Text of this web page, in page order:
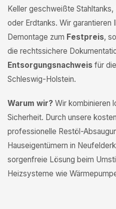
Keller geschweißte
oder Erdtanks. Wir garantieren
Demontage zum Festpreis,
die rechtssichere
Entsorgungsnachweis für
Schleswig-Holstein.
Warum wir? Wir kombinieren
Sicherheit. Durch unsere
professionelle Restöl-
Hauseigentümern in
sorgenfreie Lösung beim
Heizsysteme wie